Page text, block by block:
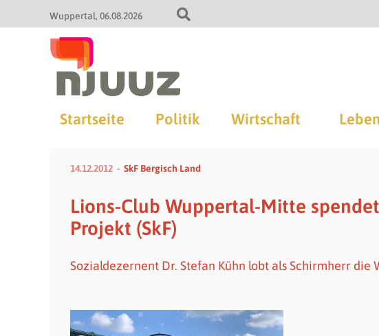
Wuppertal 06.08.2026
Startseite Politik Wirtschaft
14.12.2012 SkF Bergisch Land
Lions-Club Wuppertal-Mitte
Projekt (SkF)
Sozialdezernent Dr. Stefan Kühn lobt als Schirmherr die